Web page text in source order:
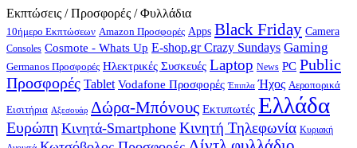
Εκπτώσεις / Προσφορές / Φυλλάδια
10ήμερο Εκπτώσεων Amazon Προσφορές Apps Black Friday Camera
Consoles Cosmote - Whats Up E-shop.gr Crazy Sundays Gaming
Germanos Προσφορές Hλεκτρικές Συσκευές Laptop News PC Public
Προσφορές Tablet Vodafone Προσφορές Έπιπλα Ήχος Αεροπορικά
Εισιτήρια Αξεσουάρ Δώρα-Μπόνους Εκτυπωτές Ελλάδα
Ευρώπη Κινητά-Smartphone Κινητή Τηλεφωνία Κυριακή